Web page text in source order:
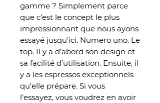
gamme ? Simplement parce
que c’est le concept le plus
impressionnant que nous ayons
essayé jusqu’ici. Numero uno. Le
top. Il y a d’abord son design et
sa facilité d’utilisation. Ensuite, il
y a les espressos exceptionnels
qu’elle prépare. Si vous
l’essayez, vous voudrez en avoir